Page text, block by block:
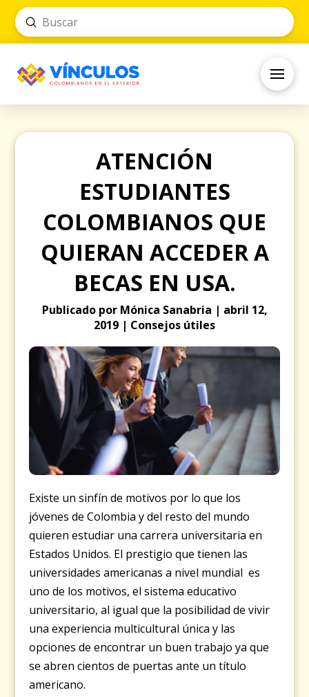
Search
Submit
ATENCIÓN
ESTUDIANTES
COLOMBIANOS QUE
QUIERAN ACCEDER A
BECAS EN USA.
Publicado por Mónica Sanabria | abril 12,
2019 | Consejos útiles
Existe un sinfín de motivos por lo que los
jóvenes de Colombia y del resto del mundo
quieren estudiar una carrera universitaria en
Estados Unidos. El prestigio que tienen las
universidades americanas a nivel mundial es
uno de los motivos, el sistema educativo
universitario, al igual que la posibilidad de vivir
una experiencia multicultural única y las
opciones de encontrar un buen trabajo ya que
se abren cientos de puertas ante un título
americano.